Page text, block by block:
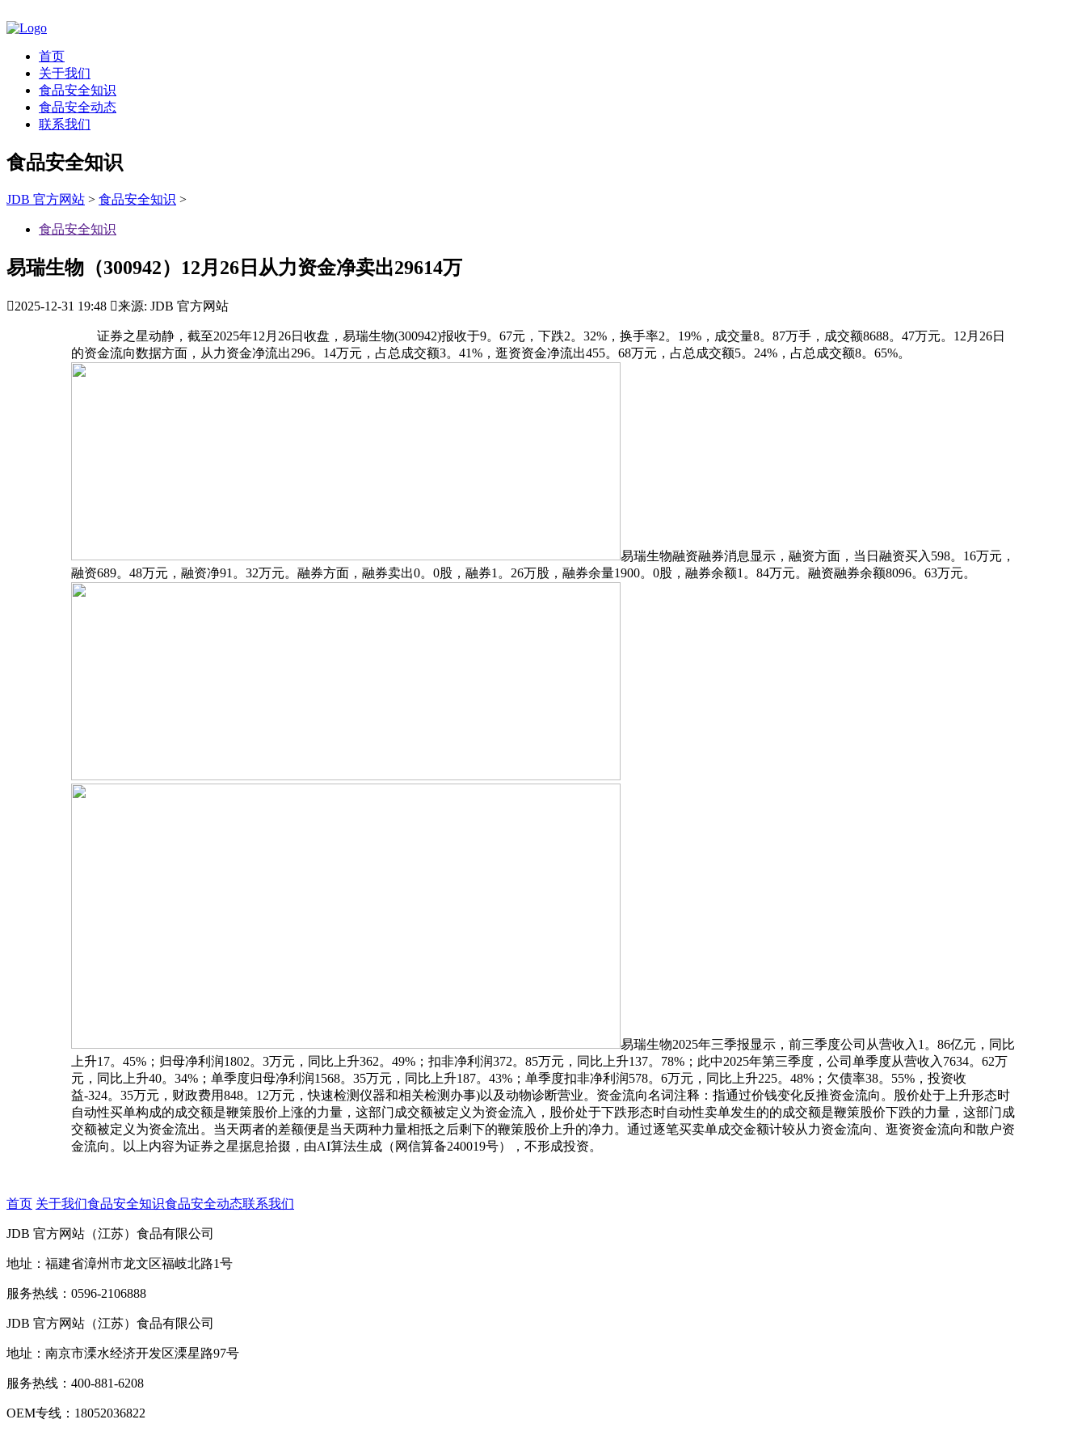
首页
关于我们
食品安全知识
食品安全动态
联系我们
食品安全知识
JDB 官方网站 > 食品安全知识 >
食品安全知识
易瑞生物（300942）12月26日从力资金净卖出29614万
2025-12-31 19:48 来源: JDB 官方网站
证券之星动静，截至2025年12月26日收盘，易瑞生物(300942)报收于9。67元，下跌2。32%，换手率2。19%，成交量8。87万手，成交额8688。47万元。12月26日
的资金流向数据方面，从力资金净流出296。14万元，占总成交额3。41%，逛资资金净流出455。68万元，占总成交额5。24%，占总成交额8。65%。
易瑞生物融资融券消息显示，融资方面，当日融资买入598。16万元，
融资689。48万元，融资净91。32万元。融券方面，融券卖出0。0股，融券1。26万股，融券余量1900。0股，融券余额1。84万元。融资融券余额8096。63万元。
易瑞生物2025年三季报显示，前三季度公司从营收入1。86亿元，同比
上升17。45%；归母净利润1802。3万元，同比上升362。49%；扣非净利润372。85万元，同比上升137。78%；此中2025年第三季度，公司单季度从营收入7634。62万
元，同比上升40。34%；单季度归母净利润1568。35万元，同比上升187。43%；单季度扣非净利润578。6万元，同比上升225。48%；欠债率38。55%，投资收
益-324。35万元，财政费用848。12万元，快速检测仪器和相关检测办事)以及动物诊断营业。资金流向名词注释：指通过价钱变化反推资金流向。股价处于上升形态时
自动性买单构成的成交额是鞭策股价上涨的力量，这部门成交额被定义为资金流入，股价处于下跌形态时自动性卖单发生的的成交额是鞭策股价下跌的力量，这部门成
交额被定义为资金流出。当天两者的差额便是当天两种力量相抵之后剩下的鞭策股价上升的净力。通过逐笔买卖单成交金额计较从力资金流向、逛资资金流向和散户资
金流向。以上内容为证券之星据息拾掇，由AI算法生成（网信算备240019号），不形成投资。
首页 关于我们食品安全知识食品安全动态联系我们
JDB 官方网站（江苏）食品有限公司
地址：福建省漳州市龙文区福岐北路1号
服务热线：0596-2106888
JDB 官方网站（江苏）食品有限公司
地址：南京市溧水经济开发区溧星路97号
服务热线：400-881-6208
OEM专线：18052036822